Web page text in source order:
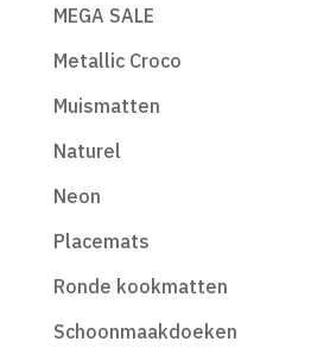
MEGA SALE
Metallic Croco
Muismatten
Naturel
Neon
Placemats
Ronde kookmatten
Schoonmaakdoeken